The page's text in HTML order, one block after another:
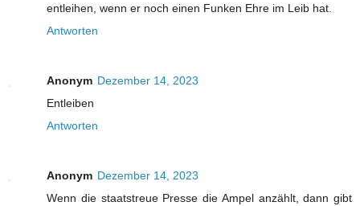
entleihen, wenn er noch einen Funken Ehre im Leib hat.
Antworten
Anonym Dezember 14, 2023
Entleiben
Antworten
Anonym Dezember 14, 2023
Wenn die staatstreue Presse die Ampel anzählt, dann gibt